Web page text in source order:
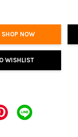
NOW
WISHLIST